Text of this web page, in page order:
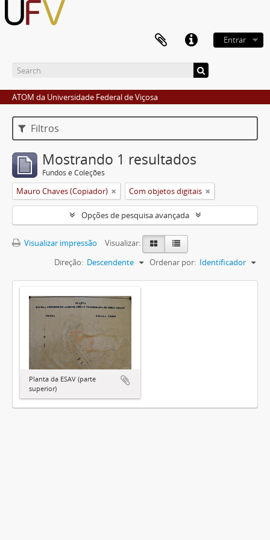
Entrar
ATOM da Universidade Federal de Viçosa
Filtros
Mostrando 1 resultados
Fundos e Coleções
Mauro Chaves (Copiador) Com objetos digitais
Opções de pesquisa avançada
Visualizar impressão
Visualizar:
Ordenar por: Identificador
Direção: Descendente
Planta da ESAV (parte
superior)